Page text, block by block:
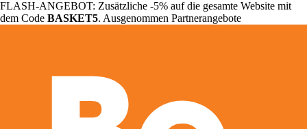
FLASH-ANGEBOT: Zusätzliche -5% auf die gesamte Website mit
dem Code BASKET5. Ausgenommen Partnerangebote